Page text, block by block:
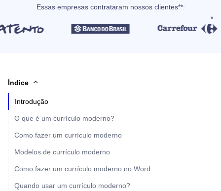
Essas empresas contrataram nossos clientes**:
Índice
Introdução
O que é um currículo moderno?
Como fazer um currículo moderno
Modelos de currículo moderno
Como fazer um currículo moderno no Word
Quando usar um currículo moderno?